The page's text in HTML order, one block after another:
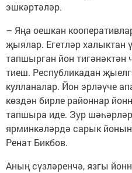
эшкәртәләр.
– Яңа оешкан
җыялар. Егетләр халыктан
тапшырган йон тигәнәктән
тиеш. Республикадан
кулланалар. Йон эрләүче
көздән бирле районнар
тапшыра иде. Зур
ярминкәләрдә сарык
Ренат Бикбов.
Аның сүзләренчә, язгы